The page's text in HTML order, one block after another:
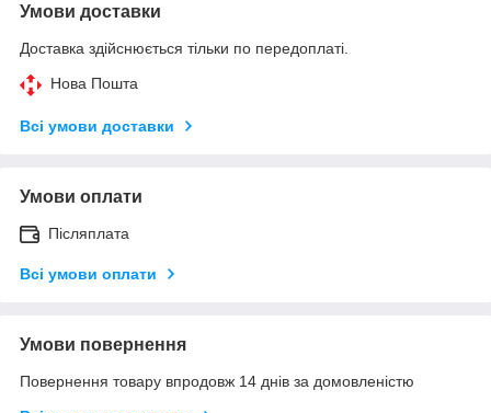
Умови доставки
Доставка здійснюється тільки по передоплаті.
Нова Пошта
Всі умови доставки
Умови оплати
Післяплата
Всі умови оплати
Умови повернення
Повернення товару впродовж 14 днів за домовленістю